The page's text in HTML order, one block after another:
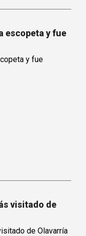
escopeta y fue
visitado de